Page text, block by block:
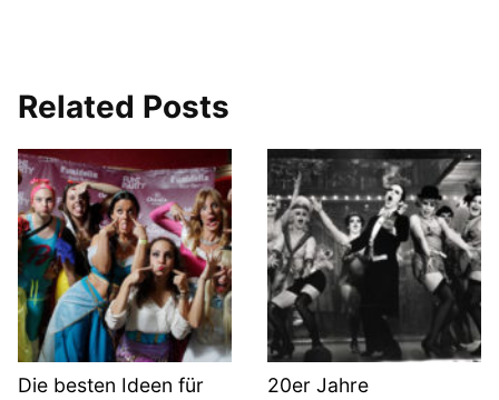
Related Posts
Die besten Ideen für
20er Jahre